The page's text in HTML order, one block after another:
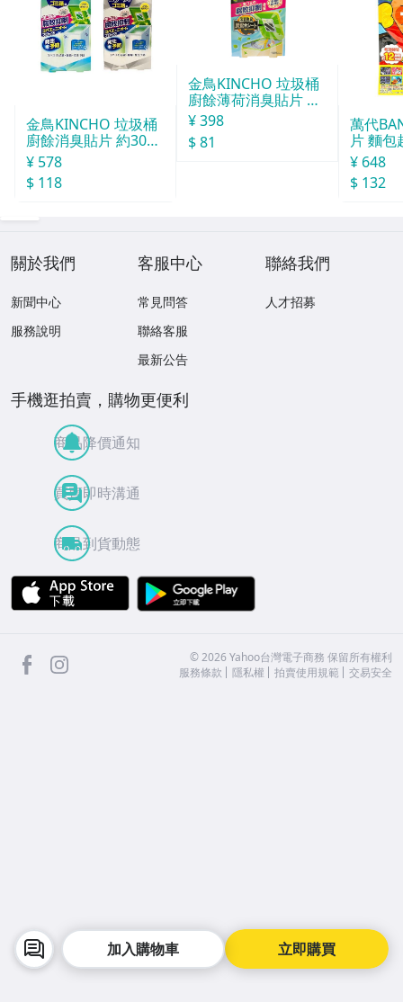
立即購買
加入購物車
金鳥KINCHO 垃圾桶
廚餘消臭貼片 約30天
分
¥ 578
$ 118
金鳥KINCHO 垃圾桶
廚餘薄荷消臭貼片 約
30天分
¥ 398
$ 81
萬代
片 麵包
¥ 648
$ 132
關於我們
新聞中心
服務說明
客服中心
常見問答
聯絡客服
最新公告
聯絡我們
人才招募
手機逛拍賣，購物更便利
商品降價通知
買賣即時溝通
商品到貨動態
APP Store
facebook ©2026 Yahoo台灣電子商務 保留所有權利
服務條款
隱私權 拍賣使用規範 交易安全